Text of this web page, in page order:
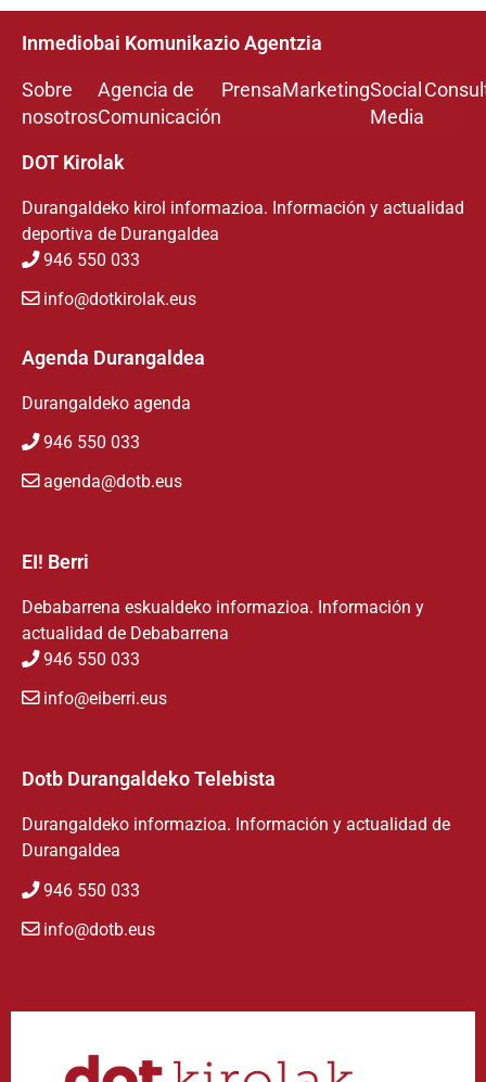
Inmediobai Komunikazio Agentzia
Sobre
nosotros
Agencia de
Comunicación
PrensaMarketingSocial
Media
DOT Kirolak
Durangaldeko kirol informazioa. Información y actualidad
deportiva de Durangaldea
946 550 033
info@dotkirolak.eus
Agenda Durangaldea
Durangaldeko agenda
946 550 033
agenda@dotb.eus
EI! Berri
Debabarrena eskualdeko informazioa. Información y
actualidad de Debabarrena
946 550 033
info@eiberri.eus
Dotb Durangaldeko Telebista
Durangaldeko informazioa. Información y actualidad de
Durangaldea
946 550 033
info@dotb.eus